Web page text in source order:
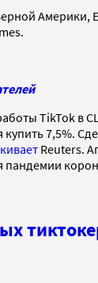
TikTok в
7,5%.
Reuters.
пандемии